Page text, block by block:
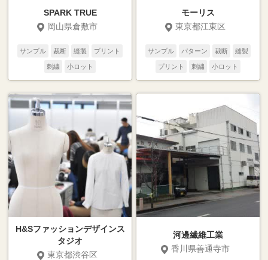
SPARK TRUE
岡山県倉敷市
サンプル 裁断 縫製 プリント
刺繍 小ロット
モーリス
東京都江東区
サンプル パターン 裁断 縫製
プリント 刺繍 小ロット
H&Sファッションデザインス
タジオ
東京都渋谷区
河邊繊維工業
香川県善通寺市